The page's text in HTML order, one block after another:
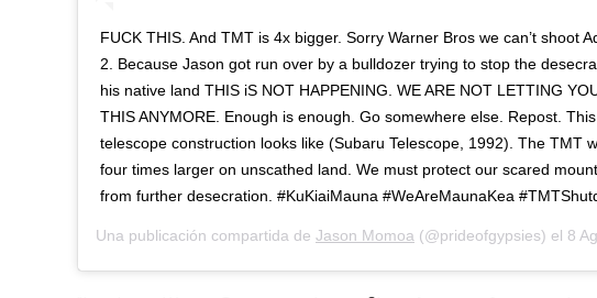
FUCK THIS. And TMT is 4x bigger. Sorry Warner Bros we can’t shoot
2. Because Jason got run over by a bulldozer trying to stop the
his native land THIS iS NOT HAPPENING. WE ARE NOT LETTING
THIS ANYMORE. Enough is enough. Go somewhere else. Repost.
telescope construction looks like (Subaru Telescope, 1992). The TMT
four times larger on unscathed land. We must protect our scared
from further desecration. #KuKiaiMauna #WeAreMaunaKea
Una publicación compartida de Jason Momoa (@prideofgypsies) el 8 Ago,